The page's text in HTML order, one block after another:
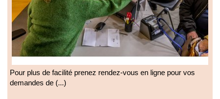
Pour plus de facilité prenez rendez-vous en ligne pour vos
demandes de (...)